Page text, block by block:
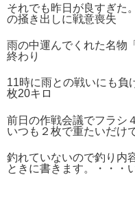
それでも昨日が良すぎた
の掻き出しに戦意喪失
雨の中運んでくれた名物
終わり
11時に雨との戦いにも負
枚20キロ
前日の作戦会議でフラシ
いつも２枚で重たいだけ
釣れていないので釣り内
ときに書きます。・・・